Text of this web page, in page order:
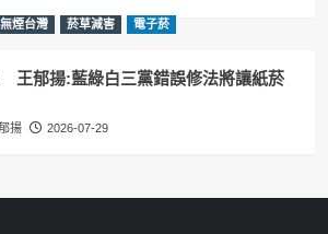
無煙台灣 菸草減害 電子菸
王郁揚:藍綠白三黨錯誤修法將讓紙菸
揚 2026-07-29